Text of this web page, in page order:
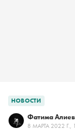
НОВОСТИ
Фатима
8 МАРТА 2022 Г.,